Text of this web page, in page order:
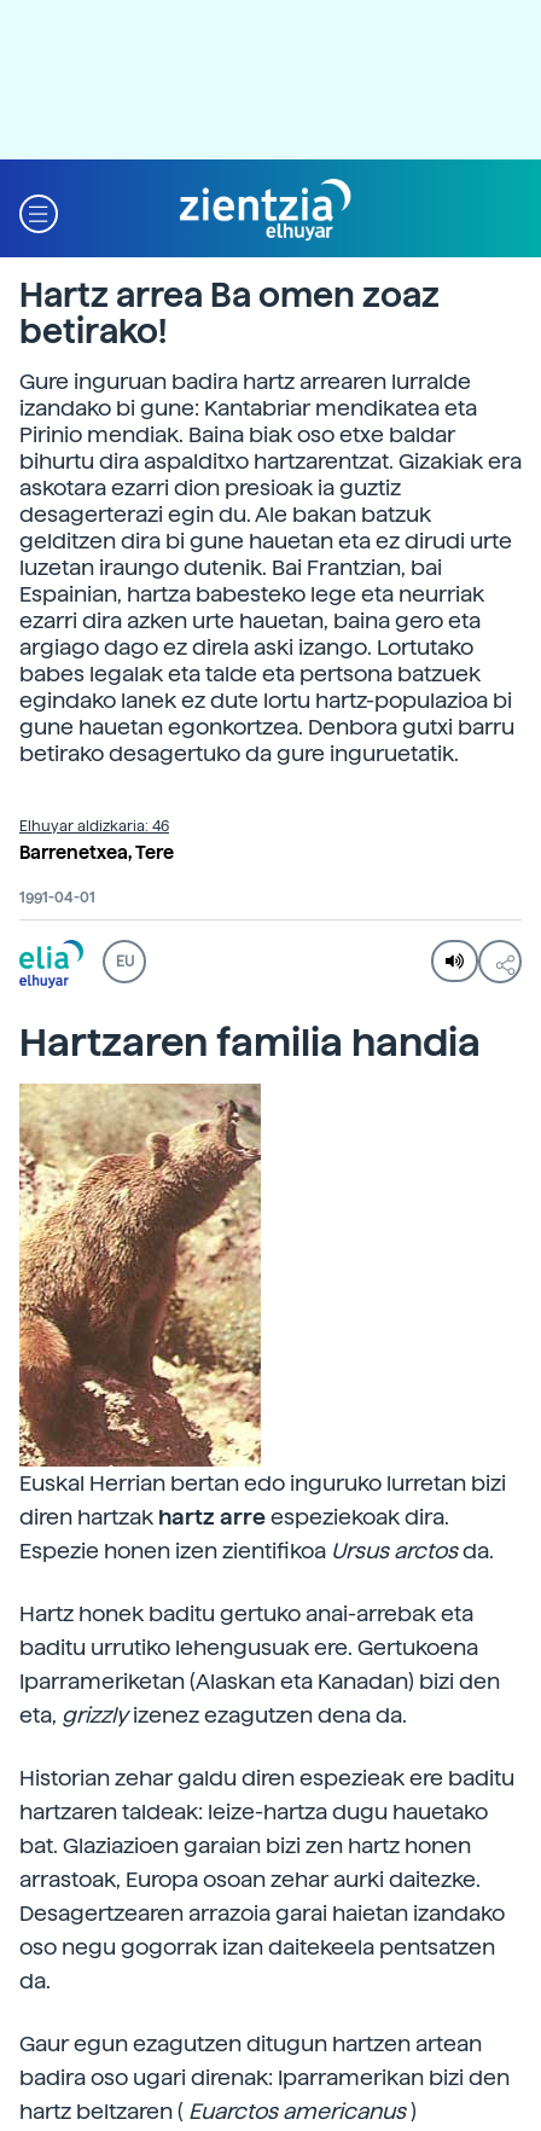
Hartz arrea Ba omen zoaz
betirako!
Gure inguruan badira hartz arrearen lurralde
izandako bi gune: Kantabriar mendikatea eta
Pirinio mendiak. Baina biak oso etxe baldar
bihurtu dira aspalditxo hartzarentzat. Gizakiak era
askotara ezarri dion presioak ia guztiz
desagerterazi egin du. Ale bakan batzuk
gelditzen dira bi gune hauetan eta ez dirudi urte
luzetan iraungo dutenik. Bai Frantzian, bai
Espainian, hartza babesteko lege eta neurriak
ezarri dira azken urte hauetan, baina gero eta
argiago dago ez direla aski izango. Lortutako
babes legalak eta talde eta pertsona batzuek
egindako lanek ez dute lortu hartz-populazioa bi
gune hauetan egonkortzea. Denbora gutxi barru
betirako desagertuko da gure inguruetatik.
Elhuyar aldizkaria: 46
Barrenetxea, Tere
1991-04-01
EU
Hartzaren familia handia
Euskal Herrian bertan edo inguruko lurretan bizi
diren hartzak hartz arreespeziekoak dira.
Espezie honen izen zientifikoa Ursus arctosda.
Hartz honek baditu gertuko anai-arrebak eta
baditu urrutiko lehengusuak ere. Gertukoena
Iparrameriketan (Alaskan eta Kanadan) bizi den
eta, grizzlyizenez ezagutzen dena da.
Historian zehar galdu diren espezieak ere baditu
hartzaren taldeak: leize-hartza dugu hauetako
bat. Glaziazioen garaian bizi zen hartz honen
arrastoak, Europa osoan zehar aurki daitezke.
Desagertzearen arrazoia garai haietan izandako
oso negu gogorrak izan daitekeela pentsatzen
da.
Gaur egun ezagutzen ditugun hartzen artean
badira oso ugari direnak: Iparramerikan bizi den
hartz beltzaren ( Euarctos americanus)